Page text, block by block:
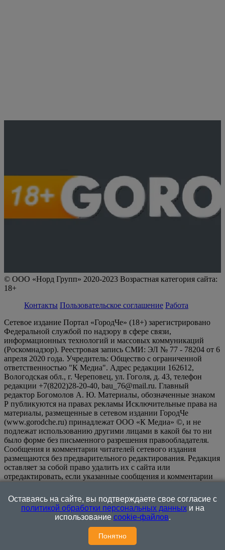
© ООО «Норд Групп» 2020-2023 Возрастная категория сайта:
18+
Контакты Пользовательское соглашение Работа
Сетевое издание Портал «ГородЧе» (18+) зарегистрировано
Федеральной службой по надзору в сфере связи,
информационных технологий и массовых коммуникаций
(Роскомнадзор). Реестровая запись СМИ: ЭЛ № 77 - 78204 от 6
апреля 2020 года. Учредитель: Общество с ограниченной
ответственностью "К Медиа". Адрес редакции 162612,
Вологодская обл., г. Череповец, ул. Гоголя, д. 43, телефон
редакции +7(8202)28-20-40, bau_76@mail.ru. Главный
редактор Богомолов А. Ю. Материалы, обозначенные знаком
Р публикуются на правах рекламы Исключительные права на
материалы, размещенные в сетевом издании ГородЧе
(www.gorodche.ru) принадлежат ООО «К Медиа» ©, и не
подлежат использованию другими лицами в какой бы то ни
было форме без письменного разрешения правообладателя.
Сообщения и комментарии читателей сетевого издания
размещаются без предварительного редактирования. Редакция
оставляет за собой право удалить их с сайта или
отредактировать, если указанные сообщения и комментарии
или нарушением иных требований закона.
информационном ресурсе применяются рекомендательные
технологии (информационные технологии предоставления
информации на основе сбора, систематизации и анализа
сведений, относящихся к предпочтениям пользователей сети
"Интернет", находящихся на территории Российской
Оставаясь на сайте, вы подтверждаете свое согласие с
политикой обработки персональных данныхи на
использование cookie-файлов.
Понятно